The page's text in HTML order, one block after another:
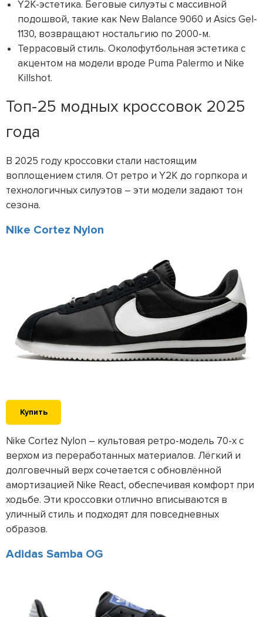
Y2K-эстетика. Беговые силуэты с массивной
подошвой, такие как New Balance 9060 и Asics Gel-
1130, возвращают ностальгию по 2000-м.
Террасовый стиль. Околофутбольная эстетика с
акцентом на модели вроде Puma Palermo и Nike
Killshot.
Топ-25 модных кроссовок 2025
года
В 2025 году кроссовки стали настоящим
воплощением стиля. От ретро и Y2K до горпкора и
технологичных силуэтов – эти модели задают тон
сезона.
Nike Cortez Nylon
Купить
Nike Cortez Nylon – культовая ретро-модель 70-х с
верхом из переработанных материалов. Лёгкий и
долговечный верх сочетается с обновлённой
амортизацией Nike React, обеспечивая комфорт при
ходьбе. Эти кроссовки отлично вписываются в
уличный стиль и подходят для повседневных
образов.
Adidas Samba OG